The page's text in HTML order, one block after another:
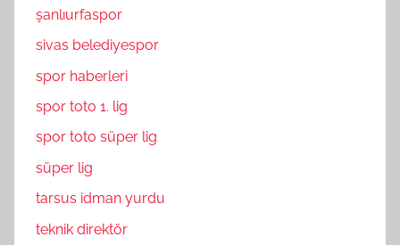
şanlıurfaspor
sivas belediyespor
spor haberleri
spor toto 1. lig
spor toto süper lig
süper lig
tarsus idman yurdu
teknik direktör